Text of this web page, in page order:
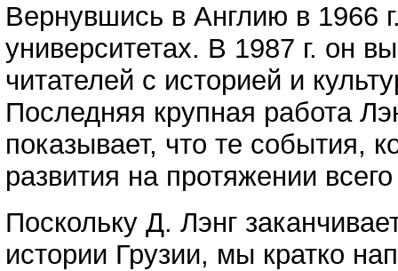
Вернувшись в Англию в 1966
университетах. В 1987 г. он
читателей с историей и
Последняя крупная работа
показывает, что те события,
развития на протяжении
Поскольку Д. Лэнг
истории Грузии, мы кратко